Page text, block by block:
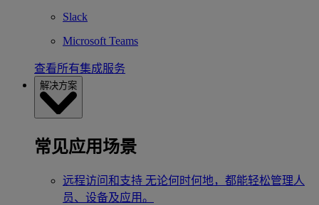
Slack
Microsoft Teams
查看所有集成服务
解决方案
常见应用场景
远程访问和支持 无论何时何地，都能轻松管理人
员、设备及应用。